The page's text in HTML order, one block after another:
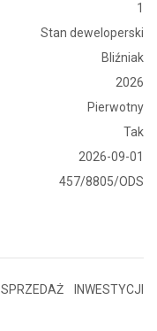
1
Stan deweloperski
Bliźniak
2026
Pierwotny
Tak
2026-09-01
457/8805/ODS
INWESTYCJI